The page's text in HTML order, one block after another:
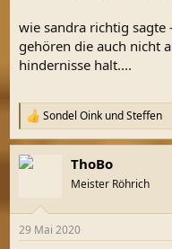
wie sandra richtig sagte
gehören die auch nicht
hindernisse halt....
R
e
a
k
e
Sondel Oink undSteffen
ThoBo
Meister Röhrich
29 Mai 2020